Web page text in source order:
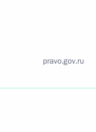
pravo.gov.ru